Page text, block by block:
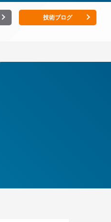
技術ブログ